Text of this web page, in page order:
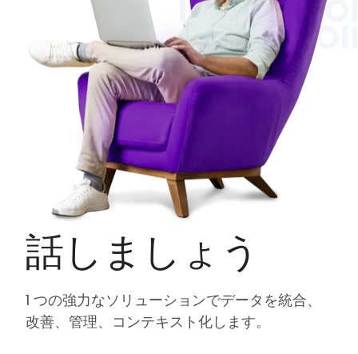
話しましょう
1 つの強力なソリューションでデータを統合、
改善、管理、コンテキスト化します。